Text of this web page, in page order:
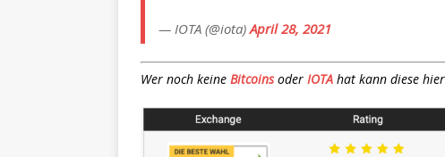
— IOTA (@iota)April 28, 2021
Wer noch keine Bitcoinsoder IOTA hat kann diese